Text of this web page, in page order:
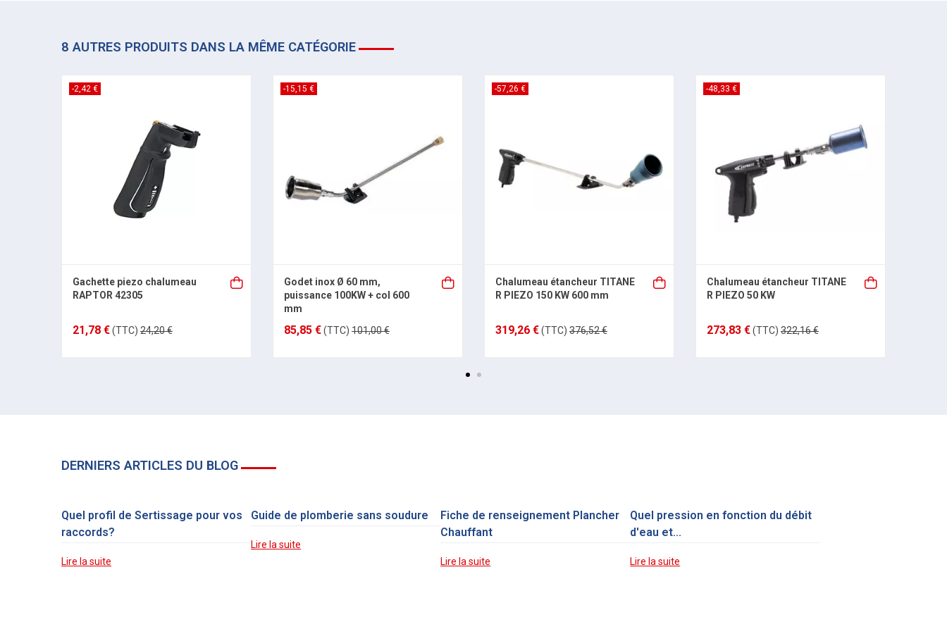
8 AUTRES PRODUITS DANS LA MÊME CATÉGORIE
-2,42 €
Gachette piezo chalumeau
RAPTOR 42305
21,78 €(TTC) 24,20 €
-15,15 €
Godet inox Ø 60 mm,
puissance 100KW + col 600
mm
85,85 €(TTC) 101,00 €
-57,26 €
Chalumeau étancheur TITANE
R PIEZO 150 KW 600 mm
319,26 €(TTC) 376,52 €
-48,33 €
Chalumeau étancheur TITANE
R PIEZO 50 KW
273,83 €(TTC) 322,16 €
DERNIERS ARTICLES DU BLOG
Quel profil de Sertissage pour vos
raccords?
Lire la suite
Guide de plomberie sans soudure
Lire la suite
Fiche de renseignement Plancher
Chauffant
Lire la suite
Quel pression en fonction du débit
d'eau et...
Lire la suite